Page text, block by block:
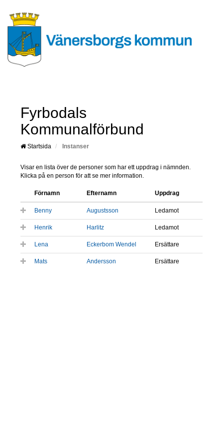
Fyrbodals
Kommunalförbund
Startsida Instanser
Visar en lista över de personer som har ett uppdrag i nämnden.
Klicka på en person för att se mer information.
Förnamn Efternamn Uppdrag
Benny Augustsson Ledamot
Henrik Harlitz Ledamot
Lena Eckerbom Wendel Ersättare
Mats Andersson Ersättare